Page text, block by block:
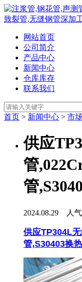
网站首页
公司简介
产品中心
新闻中心
仓库库存
联系我们
首页 > 新闻中心 > 市
供应
管
管
2024.08.29 人气
供应TP304L
管,S30403换